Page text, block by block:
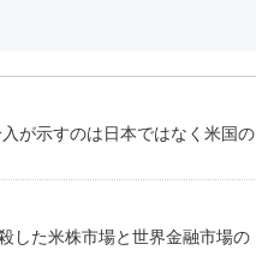
が示すのは日本ではなく米国の
した米株市場と世界金融市場の